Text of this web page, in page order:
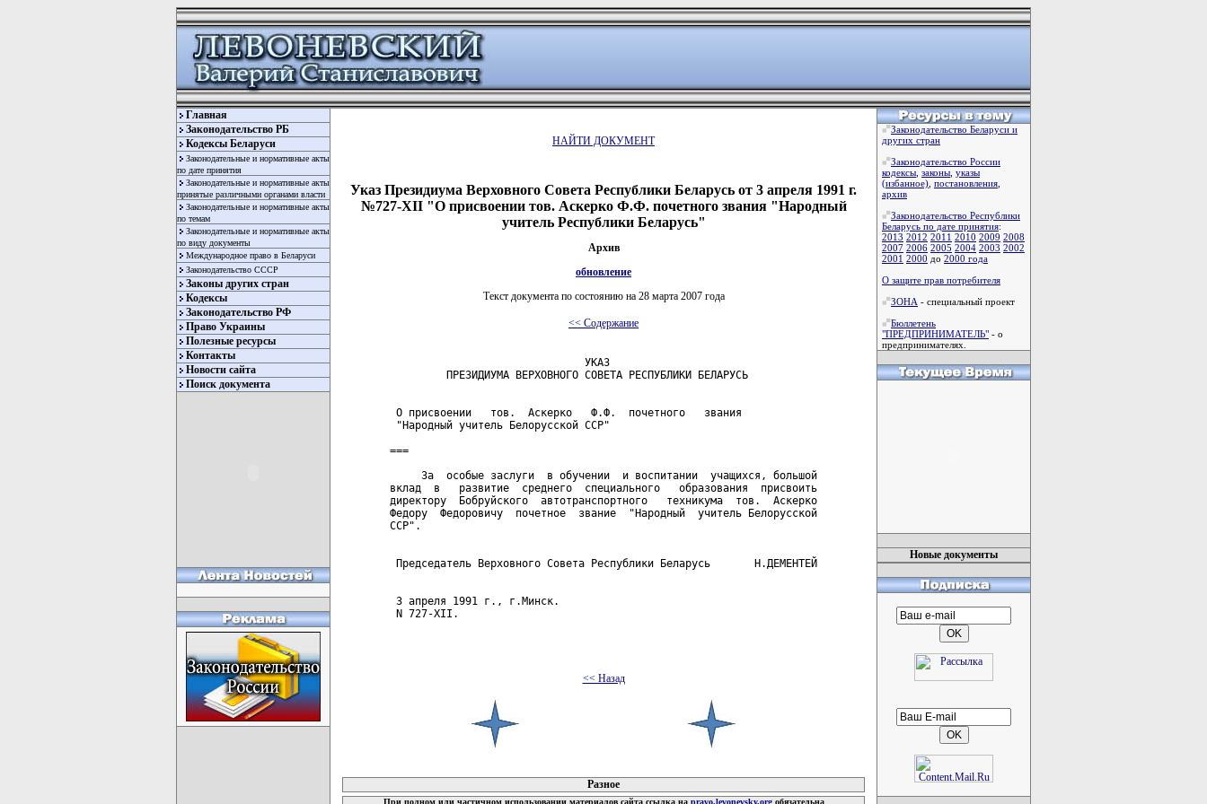
Главная
Законодательство РБ
Кодексы Беларуси
Законодательные и нормативные акты
по дате принятия
Законодательные и нормативные акты
принятые различными органами власти
Законодательные и нормативные акты
по темам
Законодательные и нормативные акты
по виду документы
Международное право в Беларуси
Законодательство СССР
Законы других стран
Кодексы
Законодательство РФ
Право Украины
Полезные ресурсы
Контакты
Новости сайта
Поиск документа
НАЙТИ ДОКУМЕНТ
Указ Президиума Верховного Совета Республики Беларусь от 3 апреля 1991 г.
№727-XII "О присвоении тов. Аскерко Ф.Ф. почетного звания "Народный
учитель Республики Беларусь"
Архив
обновление
Текст документа по состоянию на 28 марта 2007 года
<< Содержание
                               УКАЗ
         ПРЕЗИДИУМА ВЕРХОВНОГО СОВЕТА РЕСПУБЛИКИ БЕЛАРУСЬ
О присвоении   тов.  Аскерко   Ф.Ф.  почетного   звания
"Народный учитель Белорусской ССР"
===
     За  особые заслуги  в обучении  и воспитании  учащихся, большой
вклад  в   развитие  среднего  специального   образования  присвоить
директору  Бобруйского  автотранспортного   техникума  тов.  Аскерко
Федору  Федоровичу  почетное  звание  "Народный  учитель Белорусской
ССР".
Председатель Верховного Совета Республики Беларусь       Н.ДЕМЕНТЕЙ
3 апреля 1991 г., г.Минск.
N 727-ХII.
<< Назад
Разное
При полном или частичном использовании материалов сайта ссылка наpravo.levonevsky.orgобязательна
Законодательство Беларуси и
других стран
Законодательство России
кодексы законы указы
(избанное) постановления
архив
Законодательство Республики
Беларусь по дате принятия:
2013 2012 2011 2010 2009 2008
2007 2006 2005 2004 2003 2002
2001 2000 до 2000 года
О защите прав потребителя
ЗОНА - специальный проект
Бюллетень
"ПРЕДПРИНИМАТЕЛЬ" - о
предпринимателях.
Новые документы